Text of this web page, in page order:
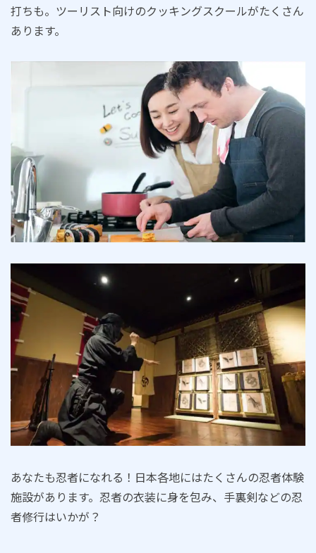
打ちも。ツーリスト向けのクッキングスクールがたくさん
あります。
あなたも忍者になれる！日本各地にはたくさんの忍者体験
施設があります。忍者の衣装に身を包み、手裏剣などの忍
者修行はいかが？